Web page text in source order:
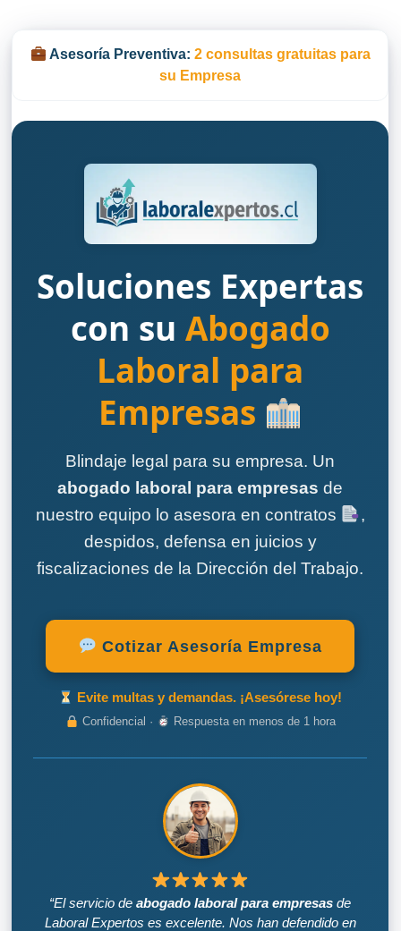
Asesoría Preventiva: 2 consultas gratuitas para
su Empresa
Soluciones Expertas
con su Abogado
Laboral para
Empresas
Blindaje legal para su empresa. Un
abogado laboral para empresas de
nuestro equipo lo asesora en contratos
,
despidos, defensa en juicios y
fiscalizaciones de la Dirección del Trabajo.
Cotizar Asesoría Empresa
Evite multas y demandas. ¡Asesórese hoy!
Confidencial · Respuesta en menos de 1 hora
“El servicio deabogado laboral para empresas de
Laboral Expertos es excelente. Nos han defendido en